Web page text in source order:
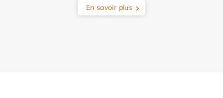
En savoir plus